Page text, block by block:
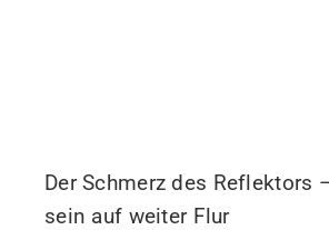
Der Schmerz des Reflektors
sein auf weiter Flur